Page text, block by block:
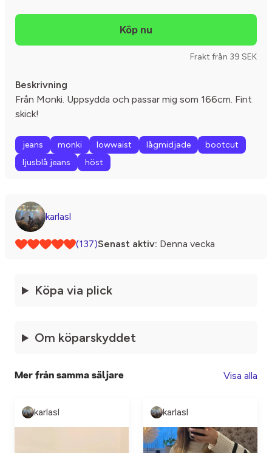
Frakt från 39 SEK
Beskrivning
Från Monki. Uppsydda och passar mig som 166cm. Fint
skick!
jeans monki lowwaist lågmidjade
bootcut
ljusblå jeans
höst
karlasl
(137)Senast aktiv: Denna vecka
Köpa via plick
Om köparskyddet
Mer från samma säljare Visa alla
karlasl karlasl